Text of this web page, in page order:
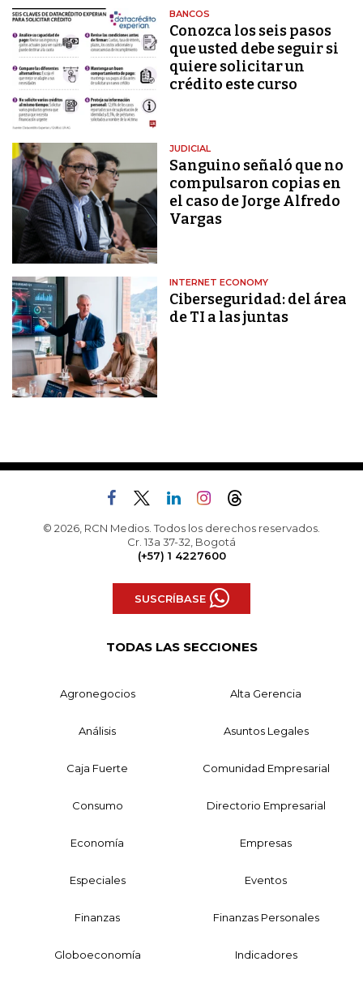
BANCOS
Conozca los seis pasos
que usted debe seguir si
quiere solicitar un
crédito este curso
JUDICIAL
Sanguino señaló que no
compulsaron copias en
el caso de Jorge Alfredo
Vargas
INTERNET ECONOMY
Ciberseguridad: del área
de TI a las juntas
© 2026, RCN Medios. Todos los derechos reservados.
Cr. 13a 37-32, Bogotá
(+57) 1 4227600
SUSCRÍBASE
TODAS LAS SECCIONES
Agronegocios Alta Gerencia
Análisis Asuntos Legales
Caja Fuerte Comunidad Empresarial
Consumo Directorio Empresarial
Economía Empresas
Especiales Eventos
Finanzas Finanzas Personales
Globoeconomía Indicadores